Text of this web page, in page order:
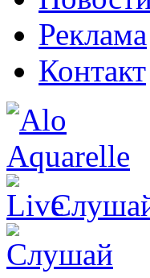
Реклама
Контакт